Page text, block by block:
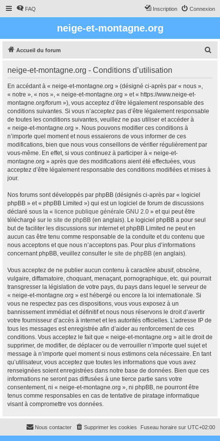
FAQ Connexion
Inscription
neige-et-montagne.org
Accueil du forum
neige-et-montagne.org - Conditions d’utilisation
En accédant à « neige-et-montagne.org » (désigné ci-après par « nous »,
« notre », « nos », « neige-et-montagne.org » et « https://www.neige-et-
montagne.org/forum »), vous acceptez d’être légalement responsable des
conditions suivantes. Si vous n’acceptez pas d’être légalement responsable
de toutes les conditions suivantes, veuillez ne pas utiliser et accéder à
« neige-et-montagne.org ». Nous pouvons modifier ces conditions à
n’importe quel moment et nous essaierons de vous informer de ces
modifications, bien que nous vous conseillons de vérifier régulièrement par
vous-même. En effet, si vous continuez à participer à « neige-et-
montagne.org » après que des modifications aient été effectuées, vous
acceptez d’être légalement responsable des conditions modifiées et mises à
jour.
Nos forums sont développés par phpBB (désignés ci-après par « logiciel
phpBB » et « phpBB Limited ») qui est un logiciel de forum de discussions
déclaré sous la « licence publique générale GNU 2.0 » et qui peut être
téléchargé sur le site de phpBB (en anglais). Le logiciel phpBB a pour seul
but de faciliter les discussions sur internet et phpBB Limited ne peut en
aucun cas être tenu comme responsable de la conduite et du contenu que
nous acceptons et que nous n’acceptons pas. Pour plus d’informations
concernant phpBB, veuillez consulter le site de phpBB (en anglais).
Vous acceptez de ne publier aucun contenu à caractère abusif, obscène,
vulgaire, diffamatoire, choquant, menaçant, pornographique, etc. qui pourrait
transgresser la législation de votre pays, du pays dans lequel le serveur de
« neige-et-montagne.org » est hébergé ou encore la loi internationale. Si
vous ne respectez pas ces dispositions, vous vous exposez à un
bannissement immédiat et définitif et nous nous réservons le droit d’avertir
votre fournisseur d’accès à internet et les autorités officielles. L’adresse IP de
tous les messages est enregistrée afin d’aider au renforcement de ces
conditions. Vous acceptez le fait que « neige-et-montagne.org » ait le droit de
supprimer, de modifier, de déplacer ou de verrouiller n’importe quel sujet et
message à n’importe quel moment si nous estimons cela nécessaire. En tant
qu’utilisateur, vous acceptez que toutes les informations que vous avez
renseignées soient enregistrées dans notre base de données. Bien que ces
informations ne seront pas diffusées à une tierce partie sans votre
consentement, ni « neige-et-montagne.org », ni phpBB, ne pourront être
tenus comme responsables en cas de tentative de piratage informatique
visant à compromettre vos données.
Fuseau horaire sur UTC+02:00
Supprimer les cookies
Nous contacter